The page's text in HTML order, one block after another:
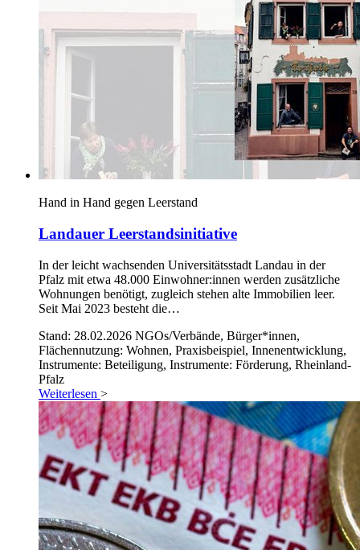
Hand in Hand gegen Leerstand
Landauer Leerstandsinitiative
In der leicht wachsenden Universitätsstadt Landau in der
Pfalz mit etwa 48.000 Einwohner:innen werden zusätzliche
Wohnungen benötigt, zugleich stehen alte Immobilien leer.
Seit Mai 2023 besteht die…
Stand: 28.02.2026 NGOs/Verbände, Bürger*innen,
Flächennutzung: Wohnen, Praxisbeispiel, Innenentwicklung,
Instrumente: Beteiligung, Instrumente: Förderung, Rheinland-
Pfalz
Weiterlesen >